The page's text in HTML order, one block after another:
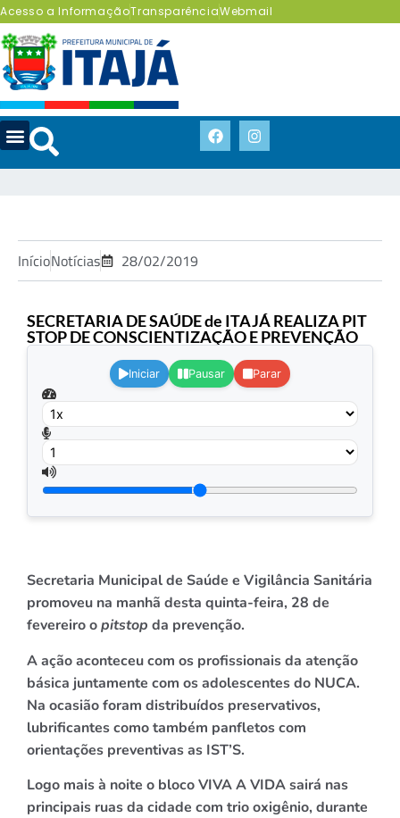
Acesso a InformaçãoTransparênciaWebmail
InícioNotícias 28/02/2019
SECRETARIA DE SAÚDE de ITAJÁ REALIZA PIT
STOP DE CONSCIENTIZAÇÃO E PREVENÇÃO
Iniciar Pausar Parar
Secretaria Municipal de Saúde e Vigilância Sanitária
promoveu na manhã desta quinta-feira, 28 de
fevereiro opitstop da prevenção.
A ação aconteceu com os profissionais da atenção
básica juntamente com os adolescentes do NUCA.
Na ocasião foram distribuídos preservativos,
lubrificantes como também panfletos com
orientações preventivas as IST’S.
Logo mais à noite o bloco VIVA A VIDA sairá nas
principais ruas da cidade com trio oxigênio, durante